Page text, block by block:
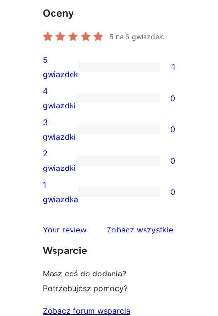
Oceny
5 na 5 gwiazdek.
1
recenzja
5-
gwiazdkowa
5
gwiazdek
1
0
recenzji
4-
gwiazdkowych
4
gwiazdki
0
0
recenzji
3-
gwiazdkowych
3
gwiazdki
0
0
recenzji
2-
2
gwiazdki
0
0
1-
1
gwiazdka
0
Your review Zobacz wszystkierecenzje
.
Wsparcie
Masz coś do dodania?
Potrzebujesz pomocy?
Zobacz forum wsparcia